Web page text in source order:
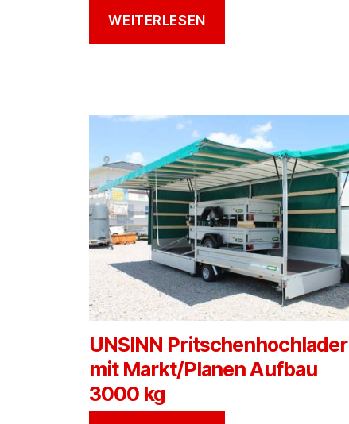
WEITERLESEN
UNSINN Pritschenhochlader
mit Markt/Planen Aufbau
3000 kg